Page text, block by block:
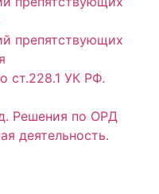
препятствующих
ст.228.1 УК РФ.
Решения по ОРД
деятельность.